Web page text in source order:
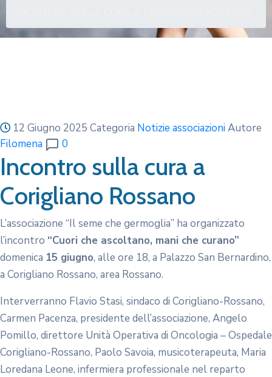
12 Giugno 2025 Categoria Notizie associazioniAutore
Filomena
0
Incontro sulla cura a
Corigliano Rossano
L’associazione “Il seme che germoglia” ha organizzato
l’incontro “Cuori che ascoltano, mani che curano”
domenica 15 giugno, alle ore 18, a Palazzo San Bernardino,
a Corigliano Rossano, area Rossano.
Interverranno Flavio Stasi, sindaco di Corigliano-Rossano,
Carmen Pacenza, presidente dell’associazione, Angelo
Pomillo, direttore Unità Operativa di Oncologia – Ospedale
Corigliano-Rossano, Paolo Savoia, musicoterapeuta, Maria
Loredana Leone, infermiera professionale nel reparto